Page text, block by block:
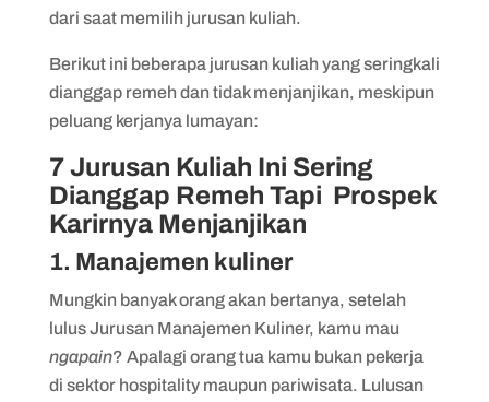
dari saat memilih jurusan kuliah.
Berikut ini beberapa jurusan kuliah yang seringkali
dianggap remeh dan tidak menjanjikan, meskipun
peluang kerjanya lumayan:
7 Jurusan Kuliah Ini Sering
Dianggap Remeh Tapi Prospek
Karirnya Menjanjikan
1. Manajemen kuliner
Mungkin banyak orang akan bertanya, setelah
lulus Jurusan Manajemen Kuliner, kamu mau
ngapain? Apalagi orang tua kamu bukan pekerja
di sektor hospitality maupun pariwisata. Lulusan